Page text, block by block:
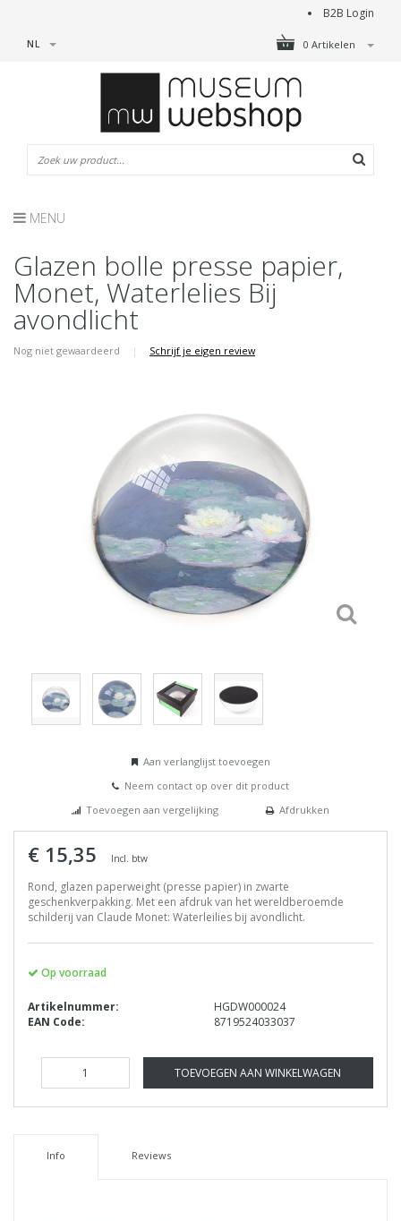
B2B Login
0 Artikelen
NL
MENU
Glazen bolle presse papier,
Monet, Waterlelies Bij
avondlicht
Nog niet gewaardeerd | Schrijf je eigen review
Aan verlanglijst toevoegen
Neem contact op over dit product
Toevoegen aan vergelijking
Afdrukken
€ 15,35 Incl. btw
Rond, glazen paperweight (presse papier) in zwarte
geschenkverpakking. Met een afdruk van het wereldberoemde
schilderij van Claude Monet: Waterleilies bij avondlicht.
Op voorraad
Artikelnummer:
HGDW000024
EAN Code:
8719524033037
TOEVOEGEN AAN WINKELWAGEN
Info Reviews